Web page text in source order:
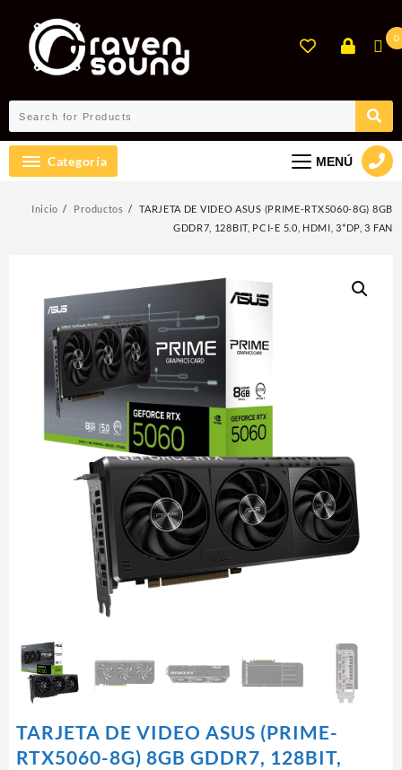
contenido
0
Categoría MENÚ
Inicio Productos
TARJETA DE VIDEO ASUS (PRIME-RTX5060-8G) 8GB
GDDR7, 128BIT, PCI-E 5.0, HDMI, 3*DP, 3 FAN
TARJETA DE VIDEO ASUS (PRIME-
RTX5060-8G) 8GB GDDR7, 128BIT,